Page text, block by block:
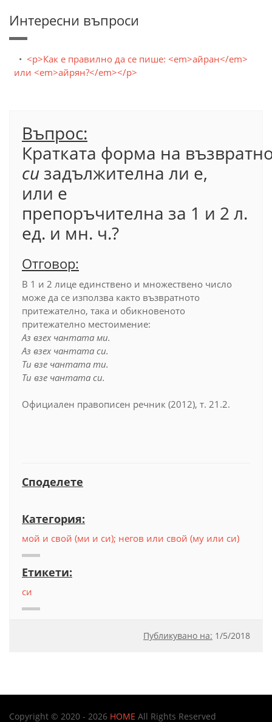
Интересни въпроси
<p>Как е правилно да се пише: <em>айран</em>
или <em>айрян?</em></p>
Въпрос:
Кратката форма на
си задължителна ли е,
или е
препоръчителна за 1 и 2 л.
ед. и мн. ч.?
Отговор:
В 1 и 2 лице единствено и множествено число
може да се използва както възвратното
притежателно, така и обикновеното
притежателно местоимение:
Аз взех чантата ми.
Аз взех чантата си.
Ти взе чантата ти.
Ти взе чантата си.
Официален правописен речник (2012), т. 21.2.
Споделете
Категория:
мой и свой (ми и си); негов или свой (му или си)
Етикети:
си
Публикувано на: 1/5/2018
Copyright © 2020 - 2026 HOME All Rights Reserved